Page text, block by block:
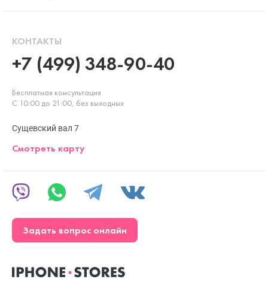
КОНТАКТЫ
+7 (499) 348-90-40
Бесплатная консультация
С 10:00 до 21:00, без выходных
Сущевский вал 7
Смотреть карту
Задать вопрос онлайн